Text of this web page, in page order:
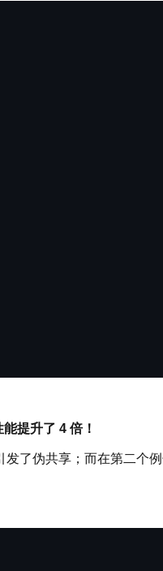
能提升了 4 倍！
了伪共享；而在第二个